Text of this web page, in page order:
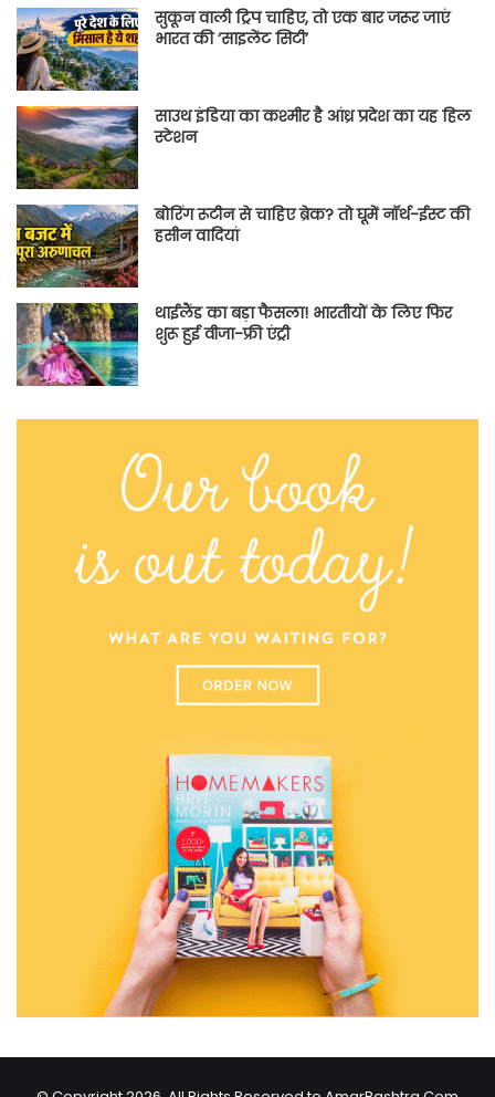
सुकून वाली ट्रिप चाहिए, तो एक बार जरूर जाएं
भारत की ‘साइलेंट सिटी’
साउथ इंडिया का कश्मीर है आंध्र प्रदेश का यह हिल
स्टेशन
बोरिंग रूटीन से चाहिए ब्रेक? तो घूमें नॉर्थ-ईस्ट की
हसीन वादियां
थाईलैंड का बड़ा फैसला! भारतीयों के लिए फिर
शुरू हुई वीजा-फ्री एंट्री